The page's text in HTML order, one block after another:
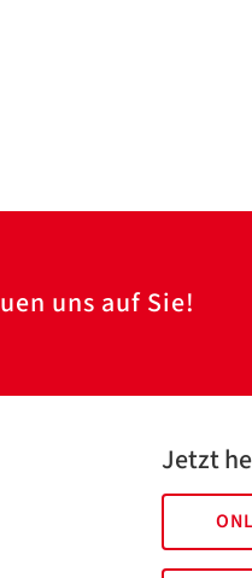
uns auf Sie!
Jetzt